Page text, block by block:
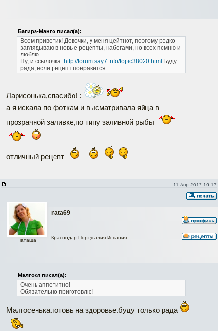
Багира-Манго писал(а):
Всем приветик! Девочки, у меня цейтнот, поэтому редко
заглядываю в новые рецепты, набегами, но всех помню и
люблю.
Ну, и ссылочка. http://forum.say7.info/topic38020.html Буду
рада, если рецепт понравится.
Ларисонька,спасибо! :
а я искала по фоткам и высматривала яйца в
прозрачной заливке,по типу заливной рыбы
отличный рецепт
11 Апр 2017 16:17
nata69
Наташа
Краснодар-Португалия-Испания
Малгося писал(а):
Очень аппетитно!
Обязательно приготовлю!
Малгосенька,готовь на здоровье,буду только рада